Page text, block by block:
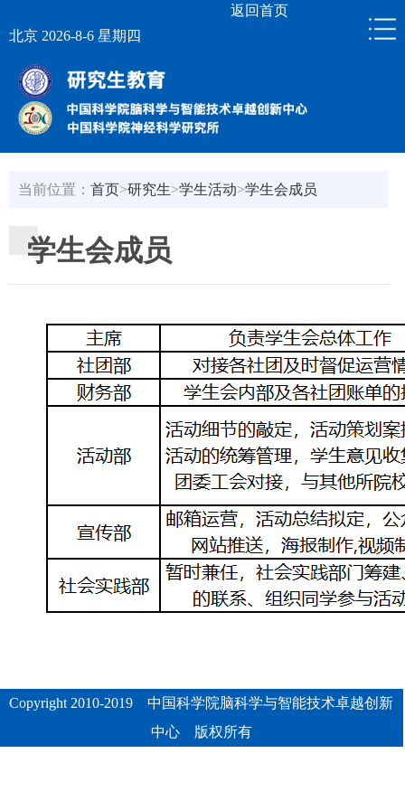
返回首页
北京 2026-8-6 星期四
当前位置： 首页>研究生>学生活动>学生会成员
学生会成员
Copyright 2010-2019 中国科学院脑科学与智能技术卓越创新
中心 版权所有